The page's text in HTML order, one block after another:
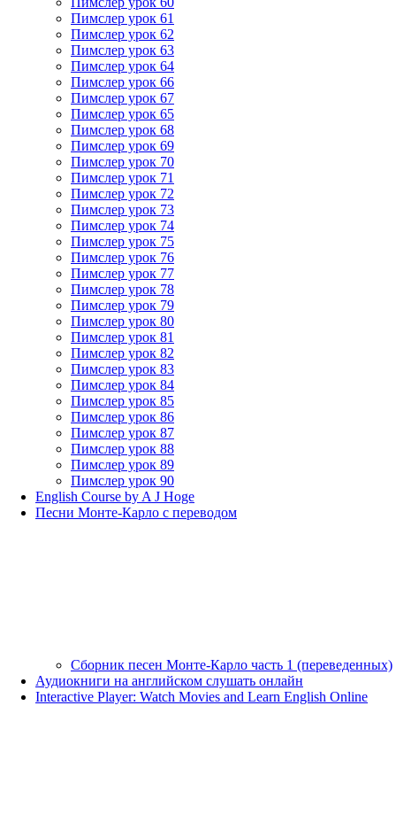
Пимслер урок 61
Пимслер урок 62
Пимслер урок 63
Пимслер урок 64
Пимслер урок 66
Пимслер урок 67
Пимслер урок 65
Пимслер урок 68
Пимслер урок 69
Пимслер урок 70
Пимслер урок 71
Пимслер урок 72
Пимслер урок 73
Пимслер урок 74
Пимслер урок 75
Пимслер урок 76
Пимслер урок 77
Пимслер урок 78
Пимслер урок 79
Пимслер урок 80
Пимслер урок 81
Пимслер урок 82
Пимслер урок 83
Пимслер урок 84
Пимслер урок 85
Пимслер урок 86
Пимслер урок 87
Пимслер урок 88
Пимслер урок 89
Пимслер урок 90
English Course by A J Hoge
Песни Монте-Карло с переводом
Сборник песен Монте-Карло часть 1 (переведенных)
Аудиокниги на английском слушать онлайн
Interactive Player: Watch Movies and Learn English Online